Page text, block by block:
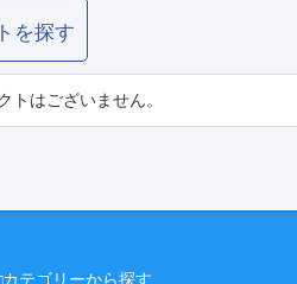
を探す
トはございません。
テゴリーから探す